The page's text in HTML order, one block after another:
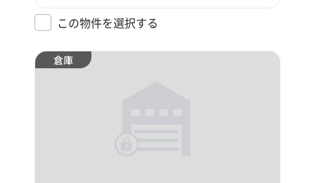
この物件を選択する
倉庫